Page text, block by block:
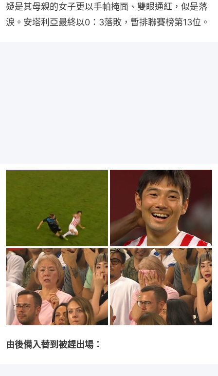
疑是其母親的女子更以手帕掩面、雙眼通紅，似是落
淚。安塔利亞最終以0：3落敗，暫排聯賽榜第13位。
由後備入替到被趕出場：